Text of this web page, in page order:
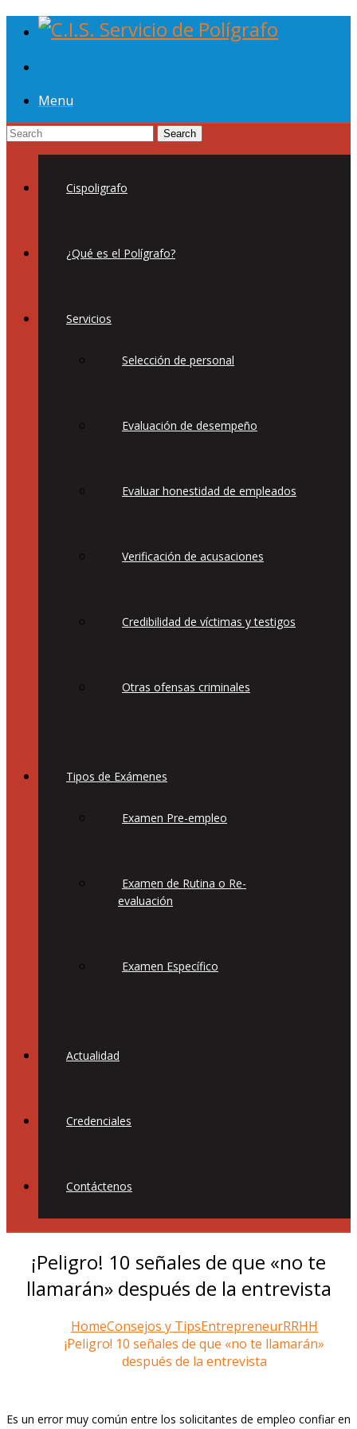
Menu
Cispoligrafo
¿Qué es el Polígrafo?
Servicios
Selección de personal
Evaluación de desempeño
Evaluar honestidad de empleados
Verificación de acusaciones
Credibilidad de víctimas y testigos
Otras ofensas criminales
Tipos de Exámenes
Examen Pre-empleo
Examen de Rutina o Re-
evaluación
Examen Específico
Actualidad
Credenciales
Contáctenos
¡Peligro! 10 señales de que «no te
llamarán» después de la entrevista
HomeConsejos y TipsEntrepreneurRRHH
¡Peligro! 10 señales de que «no te llamarán»
después de la entrevista
Es un error muy común entre los solicitantes de empleo confiar en